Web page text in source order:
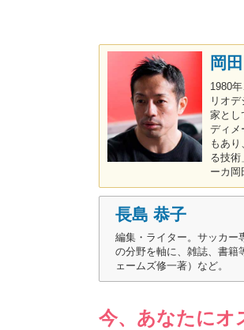
岡
1980
リオ
家とし
ディメ
もあ
る技術
ーカ岡
長島 恭子
編集・ライター。サッカー
の分野を軸に、雑誌、書籍
ェームズ修一著）など。
今、あなたにオ